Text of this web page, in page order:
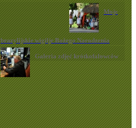
Moje
brazylijskie wigilje Bożego Narodzenia
Galeria zdjęć krótkofalowców